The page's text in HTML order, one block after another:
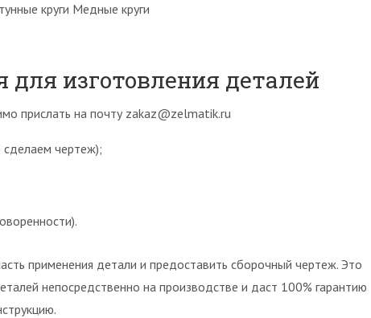
круги Медные круги
для изготовления деталей
прислать на почту zakaz@zelmatik.ru
чертеж);
применения детали и предоставить сборочный чертеж. Это
непосредственно на производстве и даст 100% гарантию